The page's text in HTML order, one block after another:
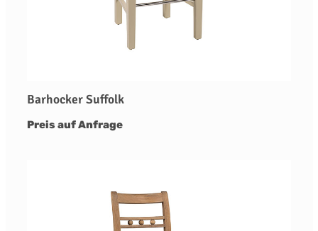
Barhocker Suffolk
Preis auf Anfrage